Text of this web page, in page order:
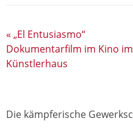
« „El Entusiasmo“
Dokumentarfilm im Kino im
Künstlerhaus
Die kämpferische